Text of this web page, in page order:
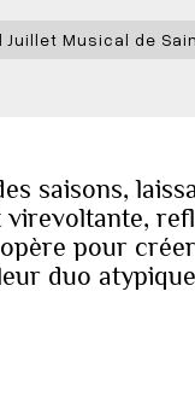
Juillet Musical de
saisons,
pour
duo